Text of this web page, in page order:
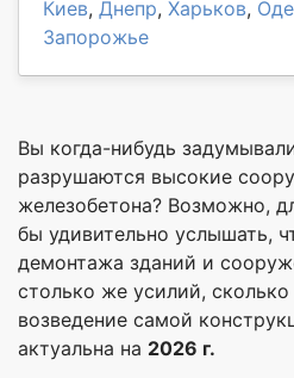
Киев, Днепр, Харьков,
Запорожье
Вы когда-нибудь
разрушаются высокие
железобетона? Возможно,
бы удивительно услышать,
демонтажа зданий и
столько же усилий,
возведение самой
актуальна на 2026 г.